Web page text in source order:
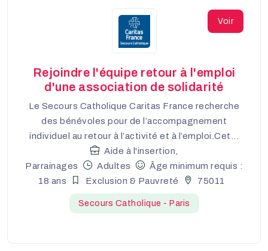
Voir
Rejoindre l'équipe retour à l'emploi
d'une association de solidarité
Le Secours Catholique Caritas France recherche
des bénévoles pour de l’accompagnement
individuel au retour à l’activité et à l’emploi.Cet...
Aide à l'insertion,
Parrainages
Adultes
Âge minimum requis :
18 ans
Exclusion & Pauvreté 75011
Secours Catholique - Paris